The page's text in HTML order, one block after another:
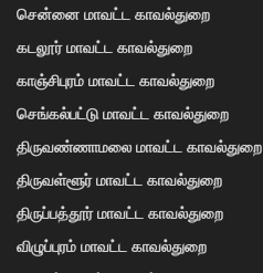
சென்னை மாவட்ட காவல்துறை
கடலூர் மாவட்ட காவல்துறை
காஞ்சிபுரம் மாவட்ட காவல்துறை
செங்கல்பட்டு மாவட்ட காவல்துறை
திருவண்ணாமலை மாவட்ட காவல்துறை
திருவள்ளூர் மாவட்ட காவல்துறை
திருப்பத்தூர் மாவட்ட காவல்துறை
விழுப்புரம் மாவட்ட காவல்துறை